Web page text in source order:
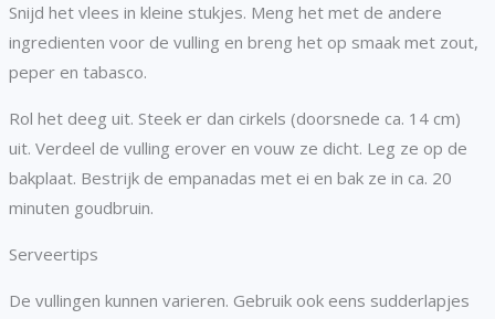
Snijd het vlees in kleine stukjes. Meng het met de andere
ingredienten voor de vulling en breng het op smaak met zout,
peper en tabasco.
Rol het deeg uit. Steek er dan cirkels (doorsnede ca. 14 cm)
uit. Verdeel de vulling erover en vouw ze dicht. Leg ze op de
bakplaat. Bestrijk de empanadas met ei en bak ze in ca. 20
minuten goudbruin.
Serveertips
De vullingen kunnen varieren. Gebruik ook eens sudderlapjes